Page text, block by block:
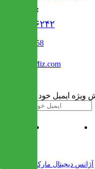
تماس با ما :
۰۲۱۹۱۳۰۶۲۴۲
02122509458
Info@IranMiz.com
ایمیل خود را وارد کنید
آژانس دیجیتال مارکتینگ مهرنت